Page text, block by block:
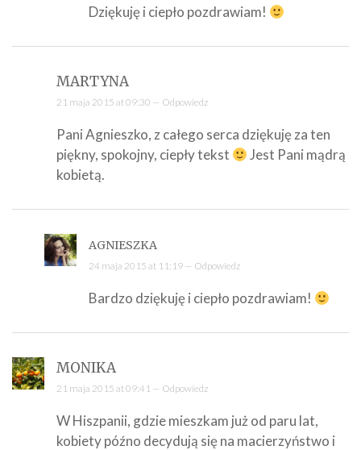
Dziękuję i ciepło pozdrawiam!
MARTYNA
21 maja 2015 at 09:30 — Odpowiedz
Pani Agnieszko, z całego serca dziękuję za ten
piękny, spokojny, ciepły tekst
Jest Pani mądrą
kobietą.
AGNIESZKA
24 maja 2015 at 11:19 — Odpowiedz
Bardzo dziękuję i ciepło pozdrawiam!
MONIKA
21 maja 2015 at 09:41 — Odpowiedz
W Hiszpanii, gdzie mieszkam już od paru lat,
kobiety późno decydują się na macierzyństwo i